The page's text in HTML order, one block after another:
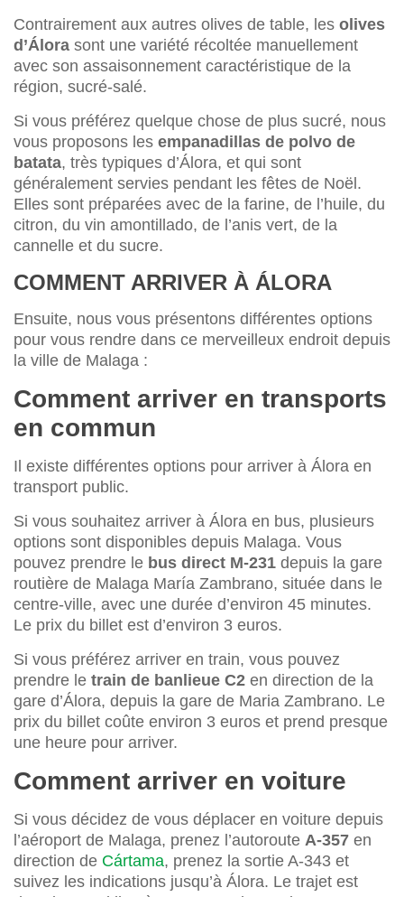
Contrairement aux autres olives de table, les olives
d’Álora sont une variété récoltée manuellement
avec son assaisonnement caractéristique de la
région, sucré-salé.
Si vous préférez quelque chose de plus sucré, nous
vous proposons les empanadillas de polvo de
batata, très typiques d’Álora, et qui sont
généralement servies pendant les fêtes de Noël.
Elles sont préparées avec de la farine, de l’huile, du
citron, du vin amontillado, de l’anis vert, de la
cannelle et du sucre.
COMMENT ARRIVER À ÁLORA
Ensuite, nous vous présentons différentes options
pour vous rendre dans ce merveilleux endroit depuis
la ville de Malaga :
Comment arriver en transports
en commun
Il existe différentes options pour arriver à Álora en
transport public.
Si vous souhaitez arriver à Álora en bus, plusieurs
options sont disponibles depuis Malaga. Vous
pouvez prendre le bus direct M-231 depuis la gare
routière de Malaga María Zambrano, située dans le
centre-ville, avec une durée d’environ 45 minutes.
Le prix du billet est d’environ 3 euros.
Si vous préférez arriver en train, vous pouvez
prendre le train de banlieue C2 en direction de la
gare d’Álora, depuis la gare de Maria Zambrano. Le
prix du billet coûte environ 3 euros et prend presque
une heure pour arriver.
Comment arriver en voiture
Si vous décidez de vous déplacer en voiture depuis
l’aéroport de Malaga, prenez l’autoroute A-357 en
direction de Cártama, prenez la sortie A-343 et
suivez les indications jusqu’à Álora. Le trajet est